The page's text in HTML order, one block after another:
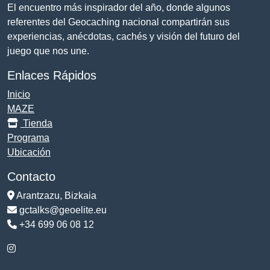
El encuentro más inspirador del año, donde algunos
referentes del Geocaching nacional compartirán sus
experiencias, anécdotas, cachés y visión del futuro del
juego que nos une.
Enlaces Rápidos
Inicio
MAZE
Tienda
Programa
Ubicación
Contacto
Arantzazu, Bizkaia
gctalks@geoelite.eu
+34 699 06 08 12